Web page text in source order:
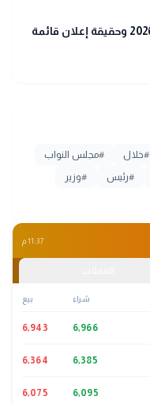
موعد حسم نتيجة الثانوية العامة 2026 وحقيقة إعلان قائمة
#خلال #مجلس النواب
#رئيس #وزير
11:37 م
شراء بيع
6,966
6,943
6,385
6,364
6,095
6,075